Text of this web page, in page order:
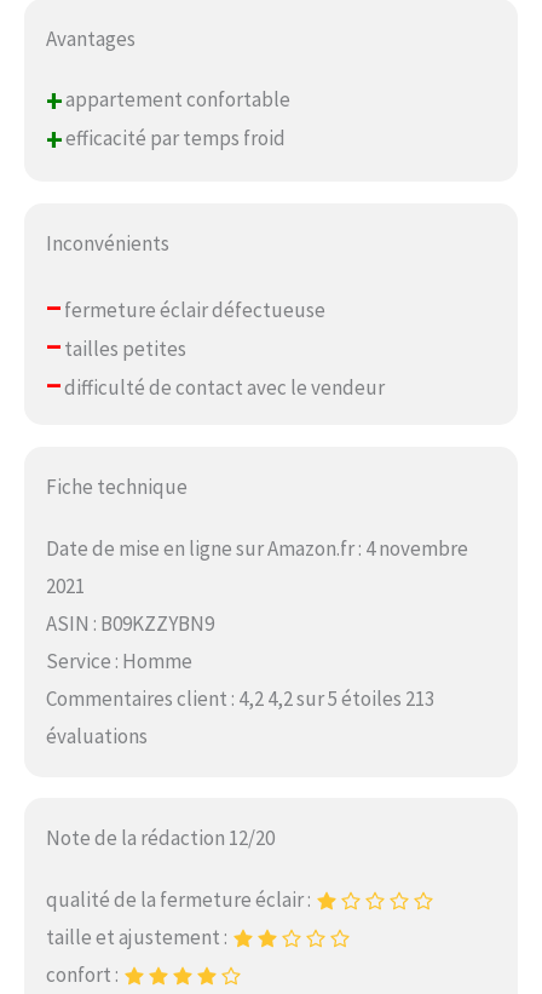
Avantages
+appartement confortable
+efficacité par temps froid
Inconvénients
–fermeture éclair défectueuse
–tailles petites
–difficulté de contact avec le vendeur
Fiche technique
Date de mise en ligne sur Amazon.fr : 4 novembre
2021
ASIN : B09KZZYBN9
Service : Homme
Commentaires client : 4,2 4,2 sur 5 étoiles 213
évaluations
Note de la rédaction 12/20
qualité de la fermeture éclair :
taille et ajustement :
confort :